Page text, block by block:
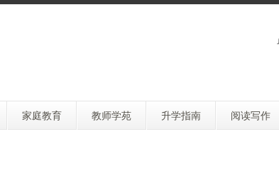
家庭教育 教师学苑 升学指南 阅读写作